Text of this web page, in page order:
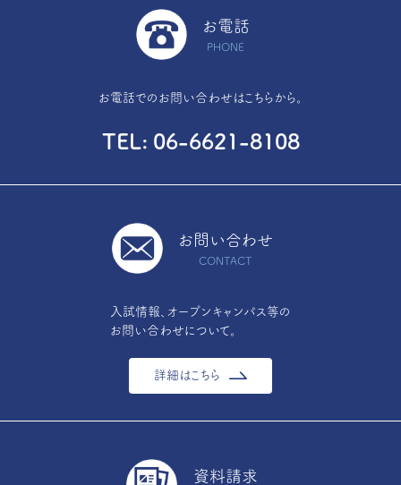
お電話
PHONE
お電話でのお問い合わせはこちらから。
TEL 06-6621-8108
お問い合わせ
CONTACT
入試情報、オープンキャンパス等の
お問い合わせについて。
詳細はこちら
資料請求